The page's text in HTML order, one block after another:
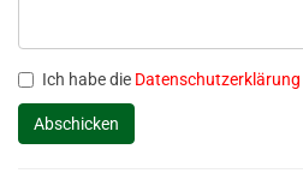
Ich habe die Datenschutzerklärung